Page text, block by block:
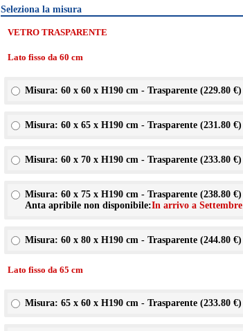
Seleziona la misura
VETRO TRASPARENTE
Lato fisso da 60 cm
Misura: 60 x 60 x H190 cm - Trasparente (229.80 €)
Misura: 60 x 65 x H190 cm - Trasparente (231.80 €)
Misura: 60 x 70 x H190 cm - Trasparente (233.80 €)
Misura: 60 x 75 x H190 cm - Trasparente (238.80 €)
Anta apribile non disponibile:In arrivo a Settembre
Misura: 60 x 80 x H190 cm - Trasparente (244.80 €)
Lato fisso da 65 cm
Misura: 65 x 60 x H190 cm - Trasparente (233.80 €)